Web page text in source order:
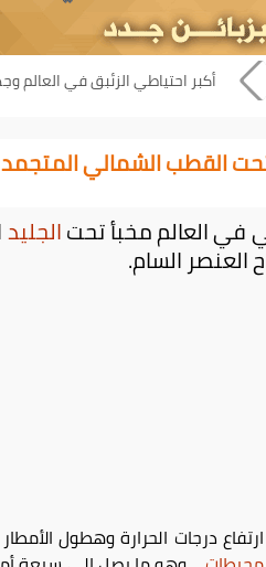
أكبر احتياطي الزئبق في
القطب الشمالي المتجمد
في العالم مخبأ تحتالجليد
العنصر السام.
درجات الحرارة وهطول